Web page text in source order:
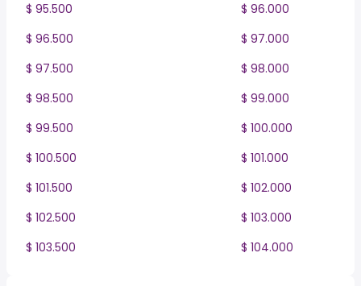
$ 95.500
$ 96.000
$ 96.500
$ 97.000
$ 97.500
$ 98.000
$ 98.500
$ 99.000
$ 99.500
$ 100.000
$ 100.500
$ 101.000
$ 101.500
$ 102.000
$ 102.500
$ 103.000
$ 103.500
$ 104.000